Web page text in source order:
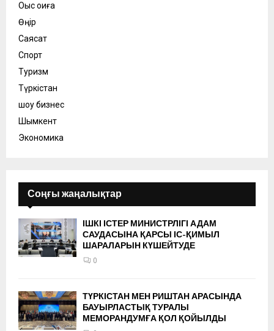
Оқыс оқиға
Өңір
Саясат
Спорт
Туризм
Түркістан
шоу бизнес
Шымкент
Экономика
Соңғы жаңалықтар
ІШКІ ІСТЕР МИНИСТРЛІГІ АДАМ
САУДАСЫНА ҚАРСЫ ІС-ҚИМЫЛ
ШАРАЛАРЫН КҮШЕЙТУДЕ
0
ТҮРКІСТАН МЕН РИШТАН АРАСЫНДА
БАУЫРЛАСТЫҚ ТУРАЛЫ
МЕМОРАНДУМҒА ҚОЛ ҚОЙЫЛДЫ